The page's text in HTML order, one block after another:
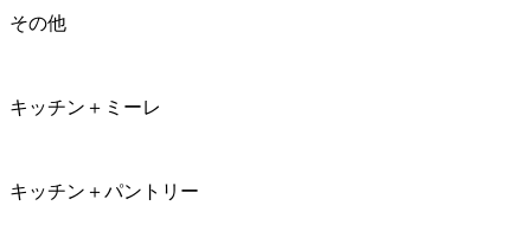
その他
キッチン＋ミーレ
キッチン＋パントリー